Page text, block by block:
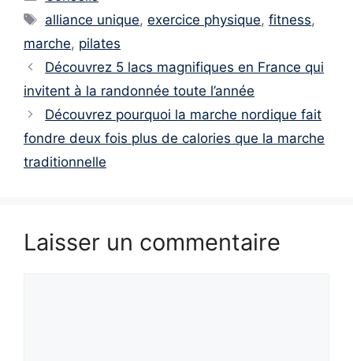
Étiquettes
alliance unique,exercice physique,fitness,
marche, pilates
Découvrez 5 lacs magnifiques en France qui
invitent à la randonnée toute l’année
Découvrez pourquoi la marche nordique fait
fondre deux fois plus de calories que la marche
traditionnelle
Laisser un commentaire